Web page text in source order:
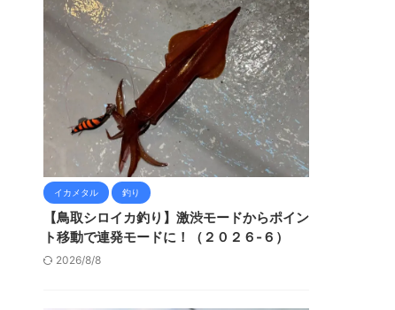
イカメタル 釣り
【鳥取シロイカ釣り】激渋モードからポイン
ト移動で連発モードに！（２０２６-６）
2026/8/8